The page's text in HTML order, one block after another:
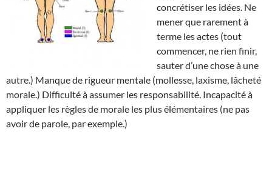
concrétiser les idées. Ne
mener que rarement à
terme les actes (tout
commencer, ne rien finir,
sauter d’une chose à une
autre.) Manque de rigueur mentale (mollesse, laxisme, lâcheté
morale.) Difficulté à assumer les responsabilité. Incapacité à
appliquer les règles de morale les plus élémentaires (ne pas
avoir de parole, par exemple.)